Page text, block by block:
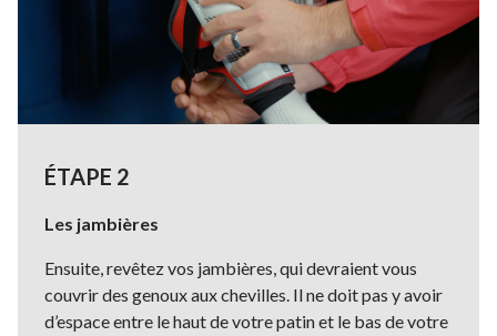
ÉTAPE 2
Les jambières
Ensuite, revêtez vos jambières, qui devraient vous
couvrir des genoux aux chevilles. Il ne doit pas y avoir
d’espace entre le haut de votre patin et le bas de votre